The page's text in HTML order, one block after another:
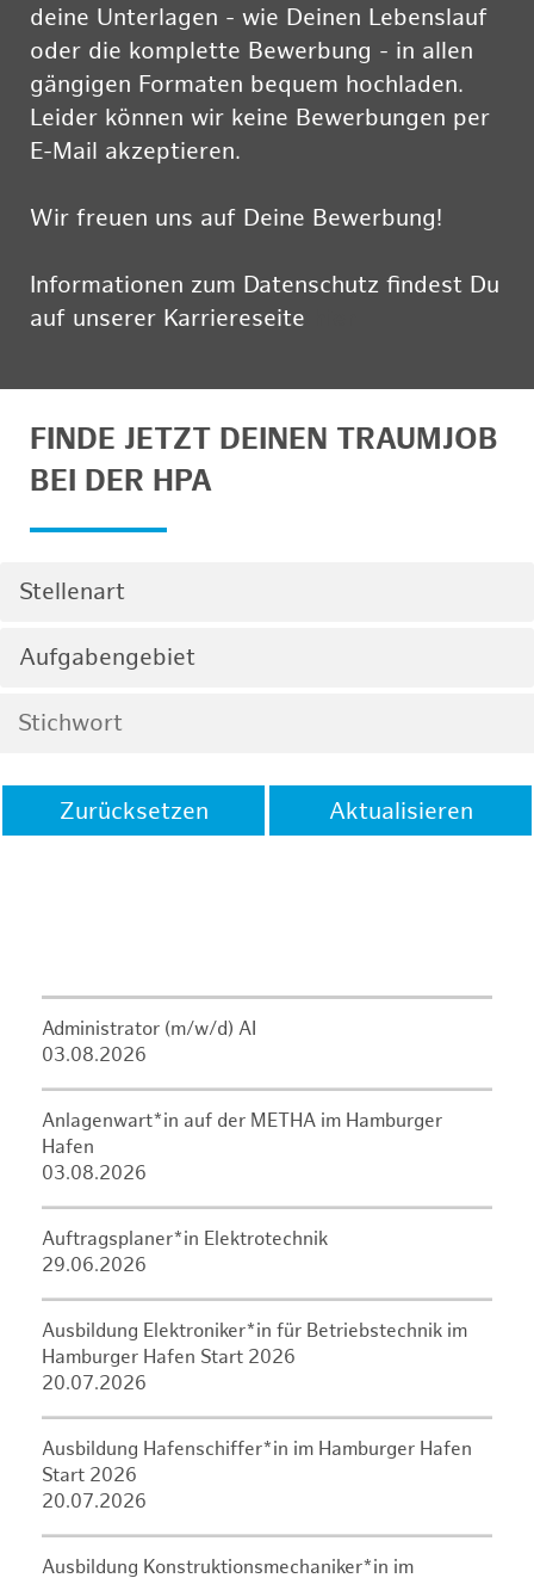
deine Unterlagen - wie Deinen Lebenslauf
oder die komplette Bewerbung - in allen
gängigen Formaten bequem hochladen.
Leider können wir keine Bewerbungen per
E-Mail akzeptieren.
Wir freuen uns auf Deine Bewerbung!
Informationen zum Datenschutz findest Du
auf unserer Karriereseite
FINDE JETZT DEINEN TRAUMJOB
BEI DER HPA
Stellenart
Aufgabengebiet
Zurücksetzen Aktualisieren
Administrator (m/w/d) AI
03.08.2026
Anlagenwart*in auf der METHA im Hamburger
Hafen
03.08.2026
Auftragsplaner*in Elektrotechnik
29.06.2026
Ausbildung Elektroniker*in für Betriebstechnik im
Hamburger Hafen Start 2026
20.07.2026
Ausbildung Hafenschiffer*in im Hamburger Hafen
Start 2026
20.07.2026
Ausbildung Konstruktionsmechaniker*in im